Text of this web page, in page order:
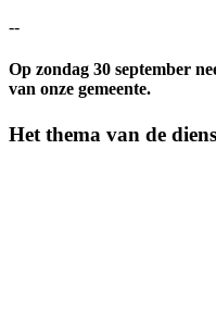
--
Op zondag 30 september
van onze gemeente.
Het thema van de